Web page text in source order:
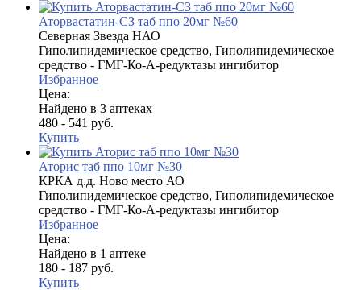
Аторвастатин-СЗ таб ппо 20мг №60
Северная Звезда НАО
Гиполипидемическое средство, Гиполипидемическое
средство - ГМГ-Ко-А-редуктазы ингибитор
Избранное
Цена:
Найдено в 3 аптеках
480 - 541 руб.
Купить
Аторис таб ппо 10мг №30
КРКА д.д. Ново место АО
Гиполипидемическое средство, Гиполипидемическое
средство - ГМГ-Ко-А-редуктазы ингибитор
Избранное
Цена:
Найдено в 1 аптеке
180 - 187 руб.
Купить